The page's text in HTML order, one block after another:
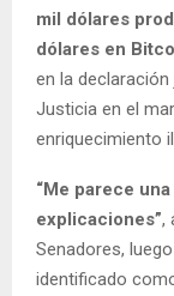
mil dólares
dólares en
en la
Justicia en el
enriquecimiento
“Me parece
explicaciones”,
Senadores,
identificado